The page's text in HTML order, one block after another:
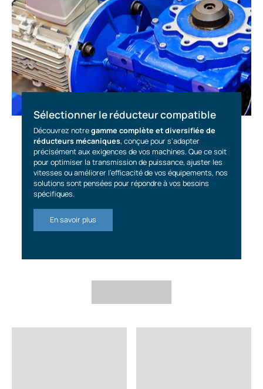
Sélectionner le réducteur compatible
Découvrez notregamme complète et diversifiée de
réducteurs mécaniques, conçue pour s'adapter
précisément aux exigences de vos machines. Que ce soit
pour optimiser la transmission de puissance, ajuster les
vitesses ou améliorer l'efficacité de vos équipements, nos
solutions sont pensées pour répondre à vos besoins
spécifiques.
En savoir plus